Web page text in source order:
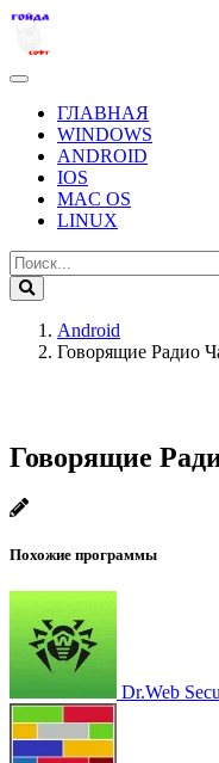
ГЛАВНАЯ
WINDOWS
ANDROID
IOS
MAC OS
LINUX
Android
Говорящие Радио
Говорящие
Похожие программы
Dr.Web